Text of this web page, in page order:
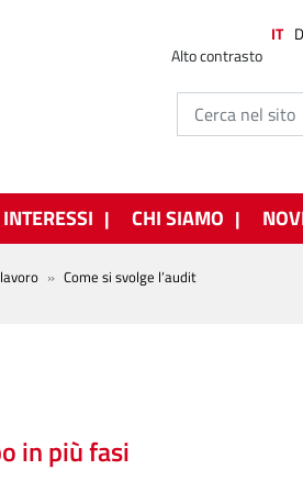
Alto contrasto
IT
CHI SIAMO
Come si svolge l’audit
in più fasi